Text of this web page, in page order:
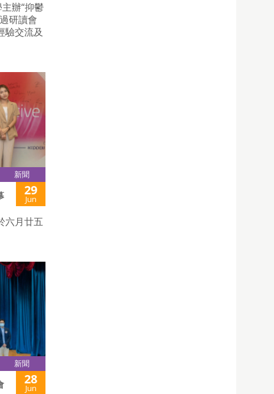
辦“抑鬱
研讀會
驗交流及
新聞
29
Jun
六月廿五
新聞
28
Jun